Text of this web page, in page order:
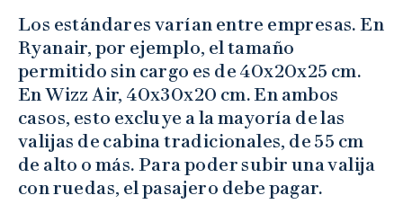
Los estándares varían entre empresas. En
Ryanair, por ejemplo, el tamaño
permitido sin cargo es de 40x20x25 cm.
En Wizz Air, 40x30x20 cm. En ambos
casos, esto excluye a la mayoría de las
valijas de cabina tradicionales, de 55 cm
de alto o más. Para poder subir una valija
con ruedas, el pasajero debe pagar.